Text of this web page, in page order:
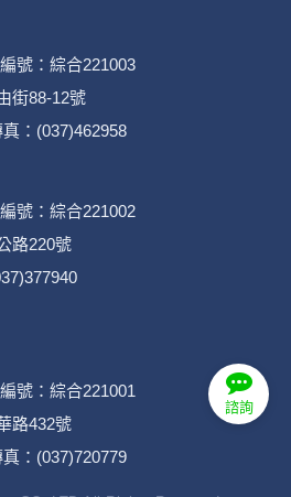
含但不限於中英文姓名、地
體帳號、網路平台申請之帳
可辨識資料本人者等)。
含但不限於金融機構帳戶之
限、個人之其他號碼或帳戶
辨識者(包含但不限於身分證
諮詢
號：綜合221003
街88-12號
：(037)462958
號：綜合221002
路220號
號：綜合221001
路432號
：(037)720779